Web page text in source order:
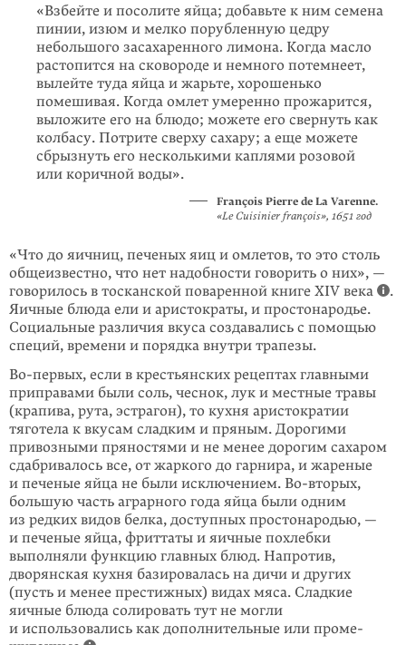
«Взбейте и посолите яйца; добавьте к ним семена
пинии, изюм и мелко порубленную цедру
небольшого засахаренного лимона. Когда масло
растопится на сковороде и немного потемнеет,
вылейте туда яйца и жарьте, хорошенько
помешивая. Когда омлет умеренно прожарится,
выложите его на блюдо; можете его свернуть как
колбасу. Потрите сверху сахару; а еще можете
сбрызнуть его несколькими каплями розо­вой
или коричной воды».
François Pierre de La Varenne.
«Le Cuisinier françois», 1651 год
«Что до яичниц, печеных яиц и омлетов, то это столь
общеизвестно, что нет надобности говорить о них», —
говорилось в тосканской поваренной книге XIV века
.
Яичные блюда ели и аристократы, и простонародье.
Социальные различия вкуса создавались с помощью
специй, времени и порядка внутри трапезы.
Во-первых, если в крестьянских рецептах главными
приправами были соль, чеснок, лук и местные травы
(крапива, рута, эстрагон), то кухня аристократии
тяготела к вкусам сладким и пряным. Дорогими
привозными пряностями и не менее дорогим сахаром
сдабривалось все, от жаркого до гарнира, и жаре­ные
и печеные яйца не были исключением. Во-вторых,
большую часть аграрного года яйца были одним
из редких видов белка, доступных просто­народью, —
и печеные яйца, фриттаты и яичные похлебки
выполняли функцию главных блюд. Напротив,
дворянская кухня базировалась на дичи и других
(пусть и менее престижных) видах мяса. Сладкие
яичные блюда солировать тут не могли
и использовались как дополнительные или проме­